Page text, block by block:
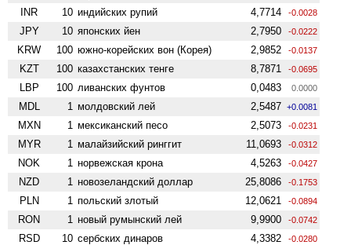
INR 10 индийских рупий 4,7714 -0.0028
JPY 10 японских йен 2,7950 -0.0222
KRW 100 южно-корейских вон (Корея) 2,9852 -0.0137
KZT 100 казахстанских тенге 8,7871 -0.0695
LBP 100 ливанских фунтов 0,0483 0.0000
MDL 1 молдовский лей 2,5487 +0.0081
MXN 1 мексиканский песо 2,5073 -0.0231
MYR 1 малайзийский ринггит 11,0693 -0.0312
NOK 1 норвежская крона 4,5263 -0.0427
NZD 1 ново­зеландский доллар 25,8086 -0.1753
PLN 1 польский злотый 12,0621 -0.0894
RON 1 новый румынский лей 9,9900 -0.0742
RSD 10 сербских динаров 4,3382 -0.0280